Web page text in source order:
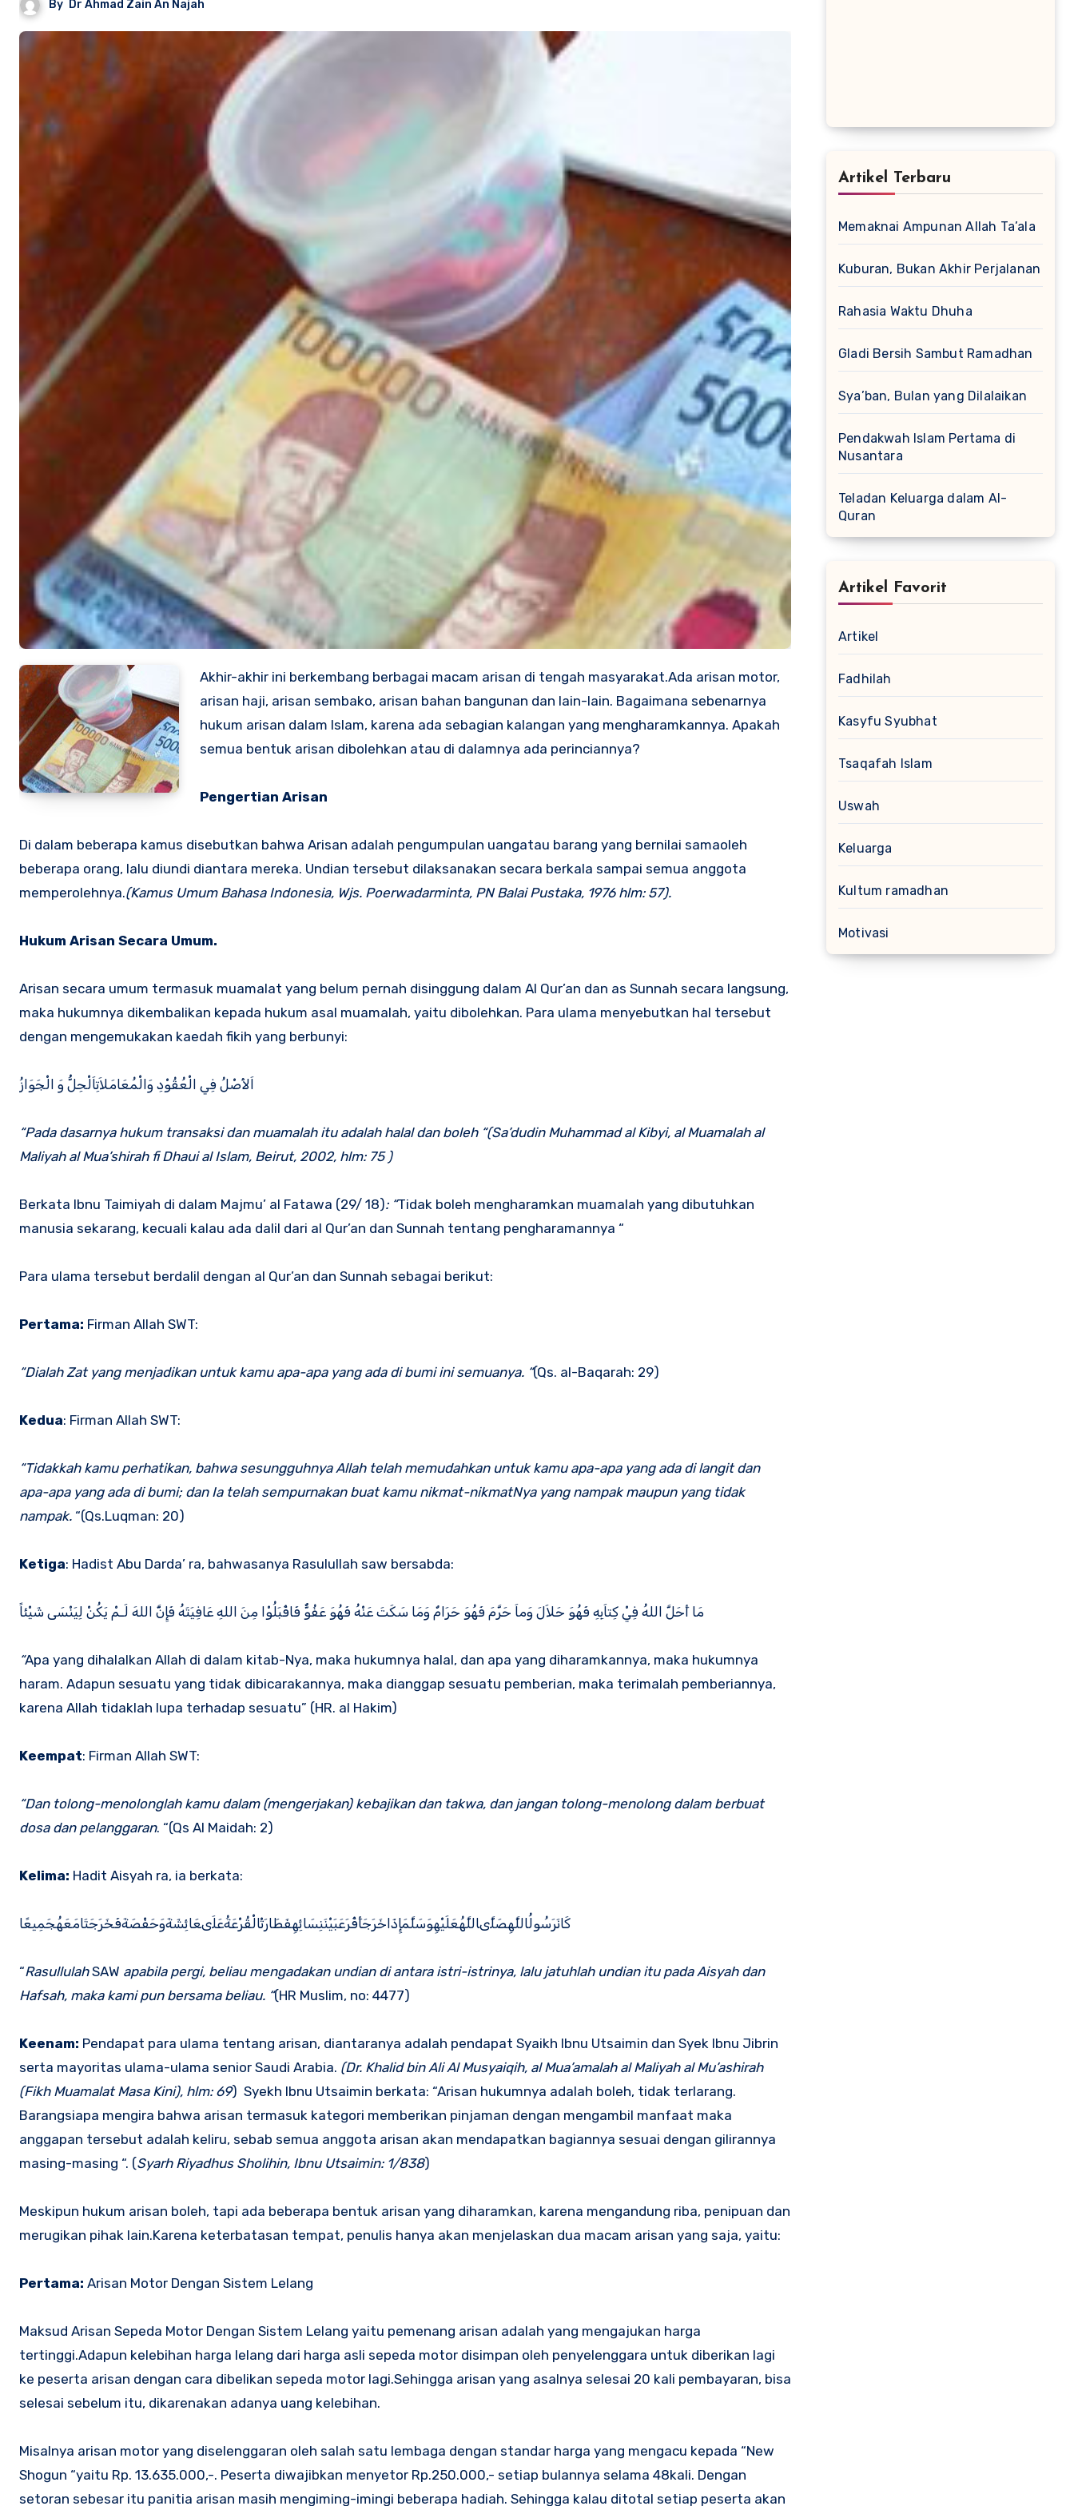
By Dr Ahmad Zain An Najah
Akhir-akhir ini berkembang berbagai macam arisan di tengah masyarakat.Ada arisan motor,
arisan haji, arisan sembako, arisan bahan bangunan dan lain-lain. Bagaimana sebenarnya
hukum arisan dalam Islam, karena ada sebagian kalangan yang mengharamkannya. Apakah
semua bentuk arisan dibolehkan atau di dalamnya ada perinciannya?
Pengertian Arisan
Di dalam beberapa kamus disebutkan bahwa Arisan adalah pengumpulan uangatau barang yang bernilai samaoleh
beberapa orang, lalu diundi diantara mereka. Undian tersebut dilaksanakan secara berkala sampai semua anggota
memperolehnya.(Kamus Umum Bahasa Indonesia, Wjs. Poerwadarminta, PN Balai Pustaka, 1976 hlm: 57).
Hukum Arisan Secara Umum.
Arisan secara umum termasuk muamalat yang belum pernah disinggung dalam Al Qur’an dan as Sunnah secara langsung,
maka hukumnya dikembalikan kepada hukum asal muamalah, yaitu dibolehkan. Para ulama menyebutkan hal tersebut
dengan mengemukakan kaedah fikih yang berbunyi:
اَلأَصْلُ فِي الْعُقُوْدِ وَالْمُعَامَلاَتِاَلْحِلُّ وَ الْجَوَازُ
“Pada dasarnya hukum transaksi dan muamalah itu adalah halal dan boleh “(Sa’dudin Muhammad al Kibyi, al Muamalah al
Maliyah al Mua’shirah fi Dhaui al Islam, Beirut, 2002, hlm: 75 )
Berkata Ibnu Taimiyah di dalam Majmu’ al Fatawa (29/ 18): “Tidak boleh mengharamkan muamalah yang dibutuhkan
manusia sekarang, kecuali kalau ada dalil dari al Qur’an dan Sunnah tentang pengharamannya “
Para ulama tersebut berdalil dengan al Qur’an dan Sunnah sebagai berikut:
Pertama: Firman Allah SWT:
“Dialah Zat yang menjadikan untuk kamu apa-apa yang ada di bumi ini semuanya. “(Qs. al-Baqarah: 29)
Kedua: Firman Allah SWT:
“Tidakkah kamu perhatikan, bahwa sesungguhnya Allah telah memudahkan untuk kamu apa-apa yang ada di langit dan
apa-apa yang ada di bumi; dan Ia telah sempurnakan buat kamu nikmat-nikmatNya yang nampak maupun yang tidak
nampak. “(Qs.Luqman: 20)
Ketiga: Hadist Abu Darda’ ra, bahwasanya Rasulullah saw bersabda:
مَا أَحَلَّ اللهُ فِيْ كِتاَبِهِ فَهُوَ حَلاَلَ وَماَ حَرَّمَ فَهُوَ حَرَامٌ وَمَا سَكَتَ عَنْهُ فَهُوَ عَفُوٌّ فَاقْبَلُوْا مِنَ اللهِ عَافِيَتَهُ فَإِنَّّ اللهَ لَـمْ يَكُنْ لِيَنْسَى شَيْئاً
“Apa yang dihalalkan Allah di dalam kitab-Nya, maka hukumnya halal, dan apa yang diharamkannya, maka hukumnya
haram. Adapun sesuatu yang tidak dibicarakannya, maka dianggap sesuatu pemberian, maka terimalah pemberiannya,
karena Allah tidaklah lupa terhadap sesuatu” (HR. al Hakim)
Keempat: Firman Allah SWT:
“Dan tolong-menolonglah kamu dalam (mengerjakan) kebajikan dan takwa, dan jangan tolong-menolong dalam berbuat
dosa dan pelanggaran. “(Qs Al Maidah: 2)
Kelima: Hadit Aisyah ra, ia berkata:
كَانَرَسُولُاللَّهِصَلَّىاللَّهُعَلَيْهِوَسَلَّمَإِذَاخَرَجَأَقْرَعَبَيْنَنِسَائِهِفَطَارَتْالْقُرْعَةُعَلَىعَائِشَةَوَحَفْصَةَفَخَرَجَتَامَعَهُجَمِيعًا
“RasullulahSAW apabila pergi, beliau mengadakan undian di antara istri-istrinya, lalu jatuhlah undian itu pada Aisyah dan
Hafsah, maka kami pun bersama beliau. “(HR Muslim, no: 4477)
Keenam: Pendapat para ulama tentang arisan, diantaranya adalah pendapat Syaikh Ibnu Utsaimin dan Syek Ibnu Jibrin
serta mayoritas ulama-ulama senior Saudi Arabia. (Dr. Khalid bin Ali Al Musyaiqih, al Mua’amalah al Maliyah al Mu’ashirah
(Fikh Muamalat Masa Kini), hlm: 69) Syekh Ibnu Utsaimin berkata: “Arisan hukumnya adalah boleh, tidak terlarang.
Barangsiapa mengira bahwa arisan termasuk kategori memberikan pinjaman dengan mengambil manfaat maka
anggapan tersebut adalah keliru, sebab semua anggota arisan akan mendapatkan bagiannya sesuai dengan gilirannya
masing-masing “. (Syarh Riyadhus Sholihin, Ibnu Utsaimin: 1/838)
Meskipun hukum arisan boleh, tapi ada beberapa bentuk arisan yang diharamkan, karena mengandung riba, penipuan dan
merugikan pihak lain.Karena keterbatasan tempat, penulis hanya akan menjelaskan dua macam arisan yang saja, yaitu:
Pertama: Arisan Motor Dengan Sistem Lelang
Maksud Arisan Sepeda Motor Dengan Sistem Lelang yaitu pemenang arisan adalah yang mengajukan harga
tertinggi.Adapun kelebihan harga lelang dari harga asli sepeda motor disimpan oleh penyelenggara untuk diberikan lagi
ke peserta arisan dengan cara dibelikan sepeda motor lagi.Sehingga arisan yang asalnya selesai 20 kali pembayaran, bisa
selesai sebelum itu, dikarenakan adanya uang kelebihan.
Misalnya arisan motor yang diselenggaran oleh salah satu lembaga dengan standar harga yang mengacu kepada “New
Shogun “yaitu Rp. 13.635.000,-. Peserta diwajibkan menyetor Rp.250.000,- setiap bulannya selama 48kali. Dengan
setoran sebesar itu panitia arisan masih mengiming-imingi beberapa hadiah. Sehingga kalau ditotal setiap peserta akan
Artikel Terbaru
Memaknai Ampunan Allah Ta’ala
Kuburan, Bukan Akhir Perjalanan
Rahasia Waktu Dhuha
Gladi Bersih Sambut Ramadhan
Sya’ban, Bulan yang Dilalaikan
Pendakwah Islam Pertama di
Nusantara
Teladan Keluarga dalam Al-
Quran
Artikel Favorit
Artikel
Fadhilah
Kasyfu Syubhat
Tsaqafah Islam
Uswah
Keluarga
Kultum ramadhan
Motivasi